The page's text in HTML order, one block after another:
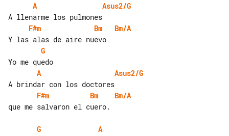
A
Asus2/G
F#m
Bm
Bm/A
G
A
Asus2/G
F#m
Bm
Bm/A
que me salvaron el cuero.
G
A